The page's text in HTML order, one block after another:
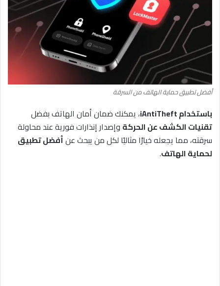
أفضل تطبيق حماية الهاتف من السرقة
باستخدام iAntiTheft
، يمكنك ضمان أمان الهاتف بفضل
تقنيات الكشف عن الحركة وإصدار إنذارات فورية عند محاولة
سرقته، مما يجعله خيارًا مثاليًا لكل من يبحث عنأفضل تطبيق
لحماية الهاتف.